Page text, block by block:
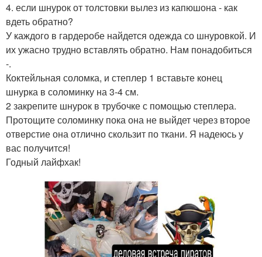
4. если шнурок от толстовки вылез из капюшона - как
вдеть обратно?
У каждого в гардеробе найдется одежда со шнуровкой. И
их ужасно трудно вставлять обратно. Нам понадобиться
-.
Коктейльная соломка, и степлер 1 вставьте конец
шнурка в соломинку на 3-4 см.
2 закрепите шнурок в трубочке с помощью степлера.
Протощите соломинку пока она не выйдет через второе
отверстие она отлично скользит по ткани. Я надеюсь у
вас получится!
Годный лайфхак!